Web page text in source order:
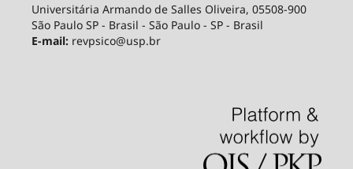
Universitária Armando de Salles Oliveira, 05508-900
São Paulo SP - Brasil - São Paulo - SP - Brasil
E-mail:revpsico@usp.br